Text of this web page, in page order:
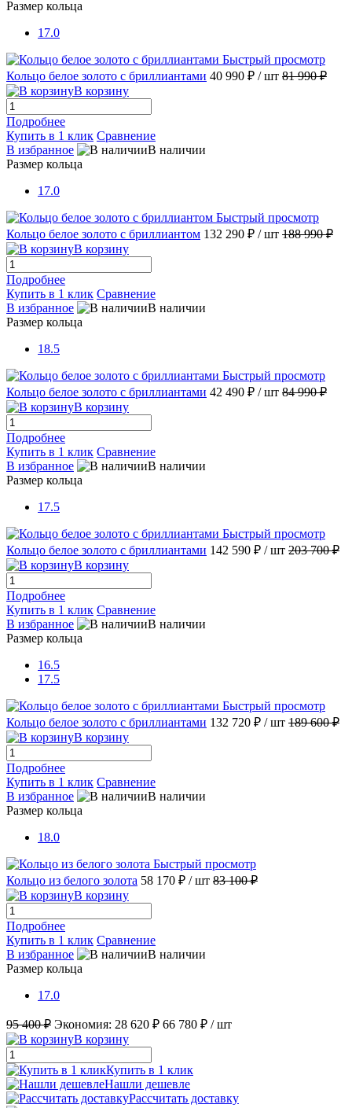
Размер кольца
17.0
Быстрый просмотр
Кольцо белое золото с бриллиантами 40 990 ₽ / шт 81 990 ₽
В корзину
Подробнее
Купить в 1 клик Сравнение
В избранное
В наличии
Размер кольца
17.0
Быстрый просмотр
Кольцо белое золото с бриллиантом 132 290 ₽ / шт 188 990 ₽
В корзину
Подробнее
Купить в 1 клик Сравнение
В избранное
В наличии
Размер кольца
18.5
Быстрый просмотр
Кольцо белое золото с бриллиантами 42 490 ₽ / шт 84 990 ₽
В корзину
Подробнее
Купить в 1 клик Сравнение
В избранное
В наличии
Размер кольца
17.5
Быстрый просмотр
Кольцо белое золото с бриллиантами 142 590 ₽ / шт 203 700 ₽
В корзину
Подробнее
Купить в 1 клик Сравнение
В избранное
В наличии
Размер кольца
16.5
17.5
Быстрый просмотр
Кольцо белое золото с бриллиантами 132 720 ₽ / шт 189 600 ₽
В корзину
Подробнее
Купить в 1 клик Сравнение
В избранное
В наличии
Размер кольца
18.0
Быстрый просмотр
Кольцо из белого золота 58 170 ₽ / шт 83 100 ₽
В корзину
Подробнее
Купить в 1 клик Сравнение
В избранное
В наличии
Размер кольца
17.0
95 400 ₽ Экономия: 28 620 ₽ 66 780 ₽ / шт
В корзину
Купить в 1 клик
Нашли дешевле
Рассчитать доставку